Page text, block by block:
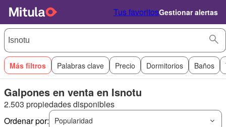
Tus favoritosGestionar alertas
Más filtros Palabras clave Precio Dormitorios Baños
Galpones en venta en Isnotu
2.503 propiedades disponibles
Ordenar por:
Popularidad